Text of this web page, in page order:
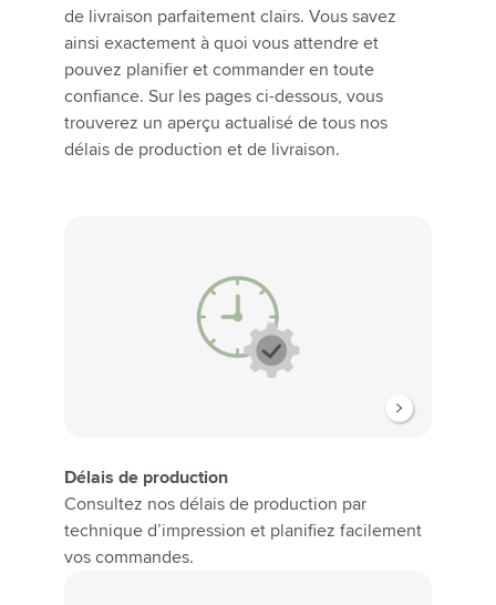
de livraison parfaitement clairs. Vous savez
ainsi exactement à quoi vous attendre et
pouvez planifier et commander en toute
confiance. Sur les pages ci-dessous, vous
trouverez un aperçu actualisé de tous nos
délais de production et de livraison.
Délais de production
Consultez nos délais de production par
technique d’impression et planifiez facilement
vos commandes.